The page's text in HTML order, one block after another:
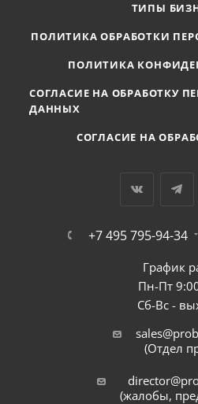
ТИПЫ
ПОЛИТИКА ОБРАБОТКИ
ПОЛИТИКА
СОГЛАСИЕ НА ОБРАБОТКУ
ДАННЫХ
СОГЛАСИЕ НА
+7 495 795-94-34
График
Пн-Пт
Сб-Вс -
(Отдел
(жалобы,